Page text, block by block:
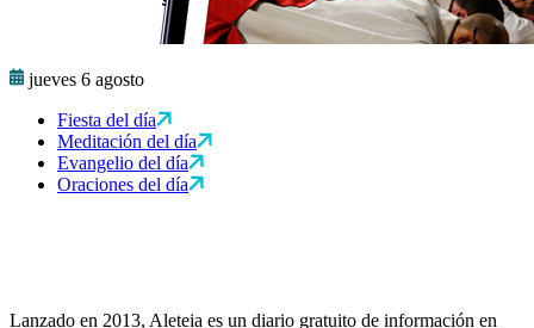
jueves 6 agosto
Fiesta del día
Meditación del día
Evangelio del día
Oraciones del día
Lanzado en 2013, Aleteia es un diario gratuito de información en